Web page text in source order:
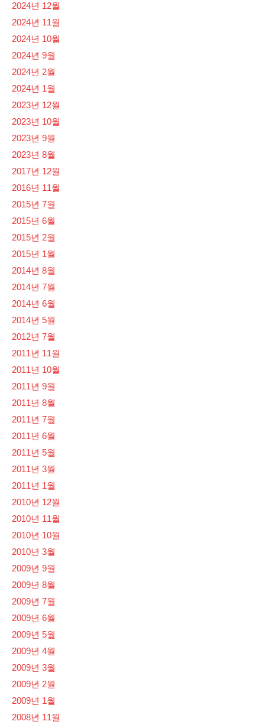
2024년 12월
2024년 11월
2024년 10월
2024년 9월
2024년 2월
2024년 1월
2023년 12월
2023년 10월
2023년 9월
2023년 8월
2017년 12월
2016년 11월
2015년 7월
2015년 6월
2015년 2월
2015년 1월
2014년 8월
2014년 7월
2014년 6월
2014년 5월
2012년 7월
2011년 11월
2011년 10월
2011년 9월
2011년 8월
2011년 7월
2011년 6월
2011년 5월
2011년 3월
2011년 1월
2010년 12월
2010년 11월
2010년 10월
2010년 3월
2009년 9월
2009년 8월
2009년 7월
2009년 6월
2009년 5월
2009년 4월
2009년 3월
2009년 2월
2009년 1월
2008년 11월